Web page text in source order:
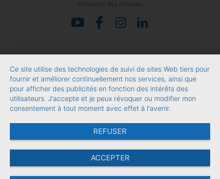
Protection des données
Ce site utilise des technologies de suivi de sites Web tiers pour
fournir et améliorer continuellement nos services, ainsi que
pour afficher des publicités en fonction des intérêts des
utilisateurs. J'accepte et je peux révoquer ou modifier mon
consentement à tout moment avec effet à l'avenir.
REFUSER
ACCEPTER